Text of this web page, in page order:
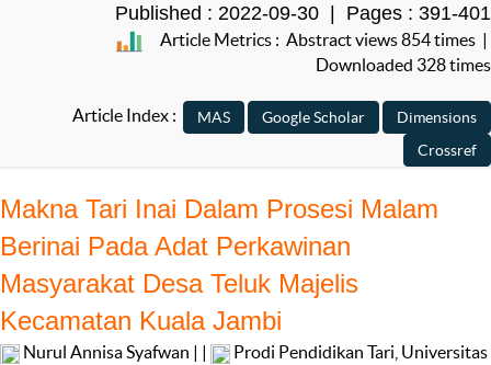
Published : 2022-09-30 | Pages : 391-401
Article Metrics : Abstract views 854 times |
Downloaded 328 times
Article Index :
Makna Tari Inai Dalam Prosesi Malam
Berinai Pada Adat Perkawinan
Masyarakat Desa Teluk Majelis
Kecamatan Kuala Jambi
Nurul Annisa Syafwan | |
Prodi Pendidikan Tari, Universitas